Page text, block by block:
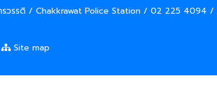
วรรดิ / Chakkrawat Police Station / 02 225 4094
Site map